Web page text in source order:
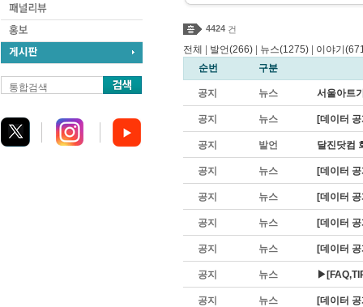
통합검색
4424 건
전체 발언(266) 뉴스(1275)
이야기
순번
구분
공지 뉴스 서울아트
공지 뉴스 [데이터
공지 발언 달진닷컴
공지 뉴스 [데이터
공지 뉴스 [데이터
공지 뉴스 [데이터
공지 뉴스 [데이터
공지 뉴스
공지 뉴스 [데이터